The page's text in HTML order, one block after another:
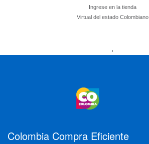
Ingrese en la tienda
Virtual del estado Colombiano
MinRelaciones
MinHacienda
.
Colombia Compra Eficiente